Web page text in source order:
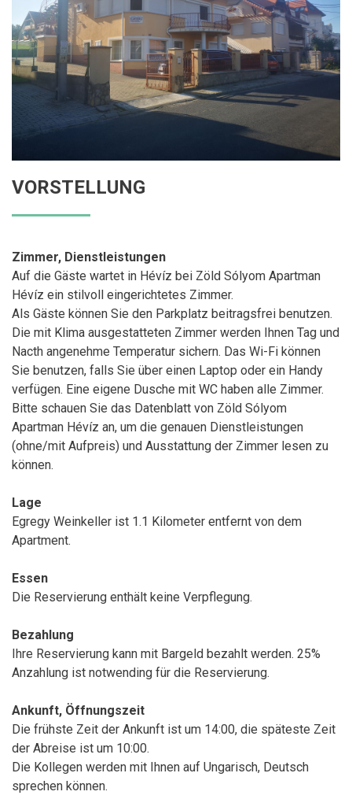
VORSTELLUNG
Zimmer, Dienstleistungen
Auf die Gäste wartet in Hévíz bei Zöld Sólyom Apartman
Hévíz ein stilvoll eingerichtetes Zimmer.
Als Gäste können Sie den Parkplatz beitragsfrei benutzen.
Die mit Klima ausgestatteten Zimmer werden Ihnen Tag und
Nacth angenehme Temperatur sichern. Das Wi-Fi können
Sie benutzen, falls Sie über einen Laptop oder ein Handy
verfügen. Eine eigene Dusche mit WC haben alle Zimmer.
Bitte schauen Sie das Datenblatt von Zöld Sólyom
Apartman Hévíz an, um die genauen Dienstleistungen
(ohne/mit Aufpreis) und Ausstattung der Zimmer lesen zu
können.
Lage
Egregy Weinkeller ist 1.1 Kilometer entfernt von dem
Apartment.
Essen
Die Reservierung enthält keine Verpflegung.
Bezahlung
Ihre Reservierung kann mit Bargeld bezahlt werden. 25%
Anzahlung ist notwending für die Reservierung.
Ankunft, Öffnungszeit
Die frühste Zeit der Ankunft ist um 14:00, die späteste Zeit
der Abreise ist um 10:00.
Die Kollegen werden mit Ihnen auf Ungarisch, Deutsch
sprechen können.